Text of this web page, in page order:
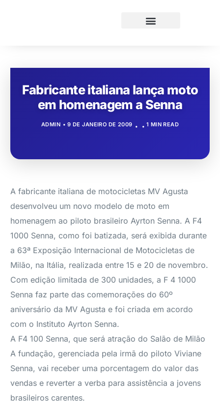
Fabricante italiana lança moto
em homenagem a Senna
ADMIN 9 DE JANEIRO DE 2009 1 MIN READ
A fabricante italiana de motocicletas MV Agusta
desenvolveu um novo modelo de moto em
homenagem ao piloto brasileiro Ayrton Senna. A F4
1000 Senna, como foi batizada, será exibida durante
a 63ª Exposição Internacional de Motocicletas de
Milão, na Itália, realizada entre 15 e 20 de novembro.
Com edição limitada de 300 unidades, a F 4 1000
Senna faz parte das comemorações do 60º
aniversário da MV Agusta e foi criada em acordo
com o Instituto Ayrton Senna.
A F4 100 Senna, que será atração do Salão de Milão
A fundação, gerenciada pela irmã do piloto Viviane
Senna, vai receber uma porcentagem do valor das
vendas e reverter a verba para assistência a jovens
brasileiros carentes.